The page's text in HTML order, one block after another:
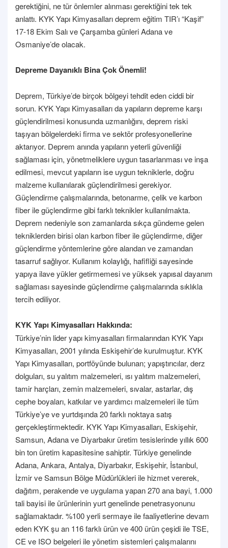
gerektiğini, ne tür önlemler alınması gerektiğini tek tek
anlattı. KYK Yapı Kimyasalları deprem eğitim TIR’ı “Kaşif”
17-18 Ekim Salı ve Çarşamba günleri Adana ve
Osmaniye’de olacak.
Depreme Dayanıklı Bina Çok Önemli!
Deprem, Türkiye’de birçok bölgeyi tehdit eden ciddi bir
sorun. KYK Yapı Kimyasalları da yapıların depreme karşı
güçlendirilmesi konusunda uzmanlığını, deprem riski
taşıyan bölgelerdeki firma ve sektör profesyonellerine
aktarıyor. Deprem anında yapıların yeterli güvenliği
sağlaması için, yönetmeliklere uygun tasarlanması ve inşa
edilmesi, mevcut yapıların ise uygun tekniklerle, doğru
malzeme kullanılarak güçlendirilmesi gerekiyor.
Güçlendirme çalışmalarında, betonarme, çelik ve karbon
fiber ile güçlendirme gibi farklı teknikler kullanılmakta.
Deprem nedeniyle son zamanlarda sıkça gündeme gelen
tekniklerden birisi olan karbon fiber ile güçlendirme, diğer
güçlendirme yöntemlerine göre alandan ve zamandan
tasarruf sağlıyor. Kullanım kolaylığı, hafifliği sayesinde
yapıya ilave yükler getirmemesi ve yüksek yapısal dayanım
sağlaması sayesinde güçlendirme çalışmalarında sıklıkla
tercih ediliyor.
KYK Yapı Kimyasalları Hakkında:
Türkiye’nin lider yapı kimyasalları firmalarından KYK Yapı
Kimyasalları, 2001 yılında Eskişehir’de kurulmuştur. KYK
Yapı Kimyasalları, portföyünde bulunan; yapıştırıcılar, derz
dolguları, su yalıtım malzemeleri, ısı yalıtım malzemeleri,
tamir harçları, zemin malzemeleri, sıvalar, astarlar, dış
cephe boyaları, katkılar ve yardımcı malzemeleri ile tüm
Türkiye’ye ve yurtdışında 20 farklı noktaya satış
gerçekleştirmektedir. KYK Yapı Kimyasalları, Eskişehir,
Samsun, Adana ve Diyarbakır üretim tesislerinde yıllık 600
bin ton üretim kapasitesine sahiptir. Türkiye genelinde
Adana, Ankara, Antalya, Diyarbakır, Eskişehir, İstanbul,
İzmir ve Samsun Bölge Müdürlükleri ile hizmet vererek,
dağıtım, perakende ve uygulama yapan 270 ana bayi, 1.000
tali bayisi ile ürünlerinin yurt genelinde penetrasyonunu
sağlamaktadır. %100 yerli sermaye ile faaliyetlerine devam
eden KYK şu an 116 farklı ürün ve 400 ürün çeşidi ile TSE,
CE ve ISO belgeleri ile yönetim sistemleri çalışmalarını